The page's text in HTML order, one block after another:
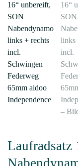
Laufradsatz